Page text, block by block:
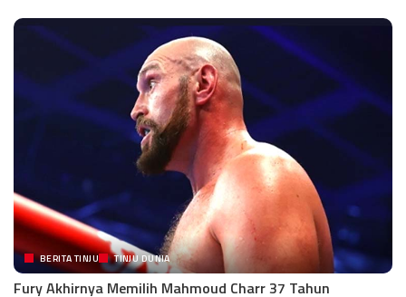
BERITA TINJU TINJU DUNIA
Fury Akhirnya Memilih Mahmoud Charr 37 Tahun